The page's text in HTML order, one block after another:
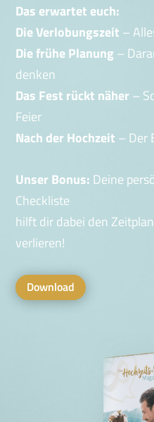
Das erwartet euch:
Die Verlobungszeit –
Die frühe Planung –
denken
Das Fest rückt näher–
Feier
Nach der Hochzeit – Der
Unser Bonus: Deine
Checkliste
hilft dir dabei den
verlieren!
Download